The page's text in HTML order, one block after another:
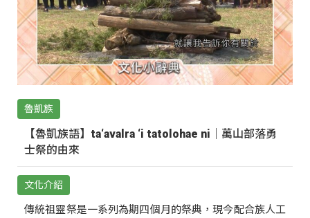
魯凱族
【魯凱族語】ta‘avalra ‘i tatolohae ni｜萬山部落勇
士祭的由來
文化介紹
傳統祖靈祭是一系列為期四個月的祭典，現今配合族人工